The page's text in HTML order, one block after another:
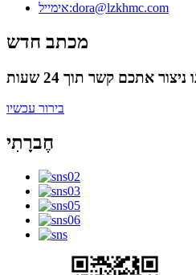
אימייל:dora@lzkhmc.com
מכתב חדש
בירור עכשיו
חֶברָתִי